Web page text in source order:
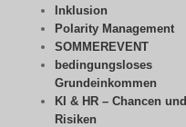
Inklusion
Polarity Management
SOMMEREVENT
bedingungsloses
Grundeinkommen
KI & HR – Chancen und
Risiken